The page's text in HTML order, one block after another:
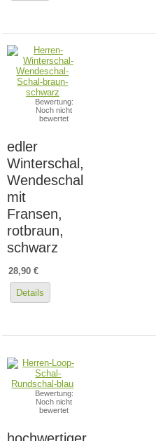
Bewertung:
Noch nicht
bewertet
edler
Winterschal,
Wendeschal
mit
Fransen,
rotbraun,
schwarz
28,90 €
Details
Bewertung:
Noch nicht
bewertet